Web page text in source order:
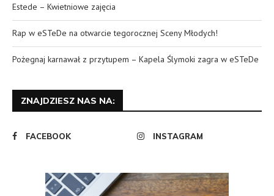
Estede – Kwietniowe zajęcia
Rap w eSTeDe na otwarcie tegorocznej Sceny Młodych!
Pożegnaj karnawał z przytupem – Kapela Ślymoki zagra w eSTeDe
ZNAJDZIESZ NAS NA:
FACEBOOK INSTAGRAM